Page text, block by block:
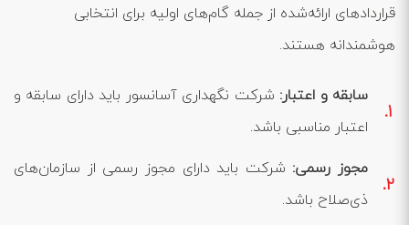
قراردادهای ارائه‌شده از جمله گام‌های اولیه برای انتخابی
هوشمندانه هستند.
سابقه و اعتبار: شرکت نگهداری آسانسور باید دارای سابقه و
اعتبار مناسبی باشد.
مجوز رسمی: شرکت باید دارای مجوز رسمی از سازمان‌های
ذی‌صلاح باشد.